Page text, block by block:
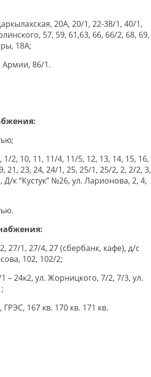
20А, 20/1, 22-38/1, 40/1,
57, 59, 61,63, 66, 66/2, 68, 69,
18А;
Армии, 86/1.
2, 10, 11, 11/4, 11/5, 12, 13, 14, 15, 16,
21, 23, 24, 24/1, 25, 25/1, 25/2, 2, 2/2, 3,
к “Кустук” №26, ул. Ларионова, 2, 4,
27/1, 27/4, 27 (сбербанк, кафе), д/с
102, 102/2;
– 24к2, ул. Жорницкого, 7/2, 7/3, ул.
167 кв. 170 кв. 171 кв.